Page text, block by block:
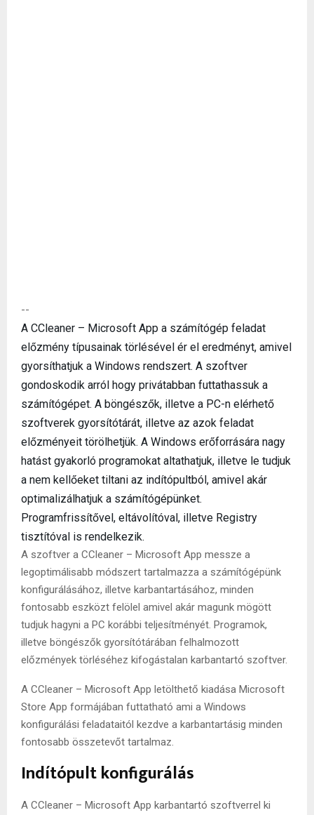
--
A CCleaner – Microsoft App a számítógép feladat
előzmény típusainak törlésével ér el eredményt, amivel
gyorsíthatjuk a Windows rendszert. A szoftver
gondoskodik arról hogy privátabban futtathassuk a
számítógépet. A böngészők, illetve a PC-n elérhető
szoftverek gyorsítótárát, illetve az azok feladat
előzményeit törölhetjük. A Windows erőforrására nagy
hatást gyakorló programokat altathatjuk, illetve le tudjuk
a nem kellőeket tiltani az indítópultból, amivel akár
optimalizálhatjuk a számítógépünket.
Programfrissítővel, eltávolítóval, illetve Registry
tisztítóval is rendelkezik.
A szoftver a CCleaner – Microsoft App messze a
legoptimálisabb módszert tartalmazza a számítógépünk
konfigurálásához, illetve karbantartásához, minden
fontosabb eszközt felölel amivel akár magunk mögött
tudjuk hagyni a PC korábbi teljesítményét. Programok,
illetve böngészők gyorsítótárában felhalmozott
előzmények törléséhez kifogástalan karbantartó szoftver.
A CCleaner – Microsoft App letölthető kiadása Microsoft
Store App formájában futtatható ami a Windows
konfigurálási feladataitól kezdve a karbantartásig minden
fontosabb összetevőt tartalmaz.
Indítópult konfigurálás
A CCleaner – Microsoft App karbantartó szoftverrel ki